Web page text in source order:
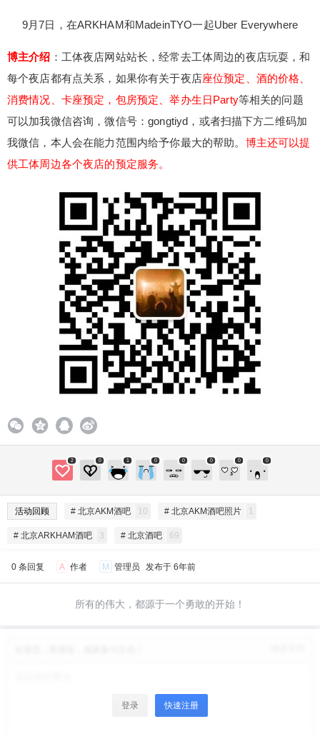
9月7日，在ARKHAM和MadeinTYO一起Uber Everywhere
博主介绍 ：工体夜店网站站长，经常去工体周边的夜店玩耍，和
每个夜店都有点关系，如果你有关于夜店座位预定、酒的价格、
消费情况、卡座预定，包房预定、举办生日Party等相关的问题
可以加我微信咨询，微信号：gongtiyd，或者扫描下方二维码加
我微信，本人会在能力范围内给予你最大的帮助。 博主还可以提
供工体周边各个夜店的预定服务。
2 0 1 0 0 0 0 0
活动回顾 # 北京AKM酒吧 10 # 北京AKM酒吧照片 1
# 北京ARKHAM酒吧 3 # 北京酒吧 69
0 条回复 A 作者 M 管理员 发布于 6年前
所有的伟大，都源于一个勇敢的开始！
登录 快速注册